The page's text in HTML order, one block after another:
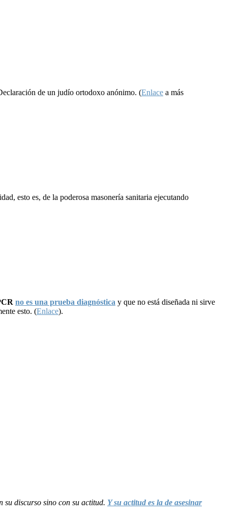
de un judío ortodoxo anónimo. (Enlace a más
esto es, de la poderosa masonería sanitaria ejecutando
no es una prueba diagnóstica y que no está diseñada ni sirve
esto. (Enlace).
su discurso sino con su actitud. Y su actitud es la de asesinar